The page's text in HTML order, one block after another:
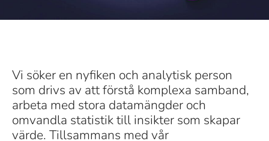
Vi söker en nyfiken och analytisk person
som drivs av att förstå komplexa samband,
arbeta med stora datamängder och
omvandla statistik till insikter som skapar
värde. Tillsammans med vår